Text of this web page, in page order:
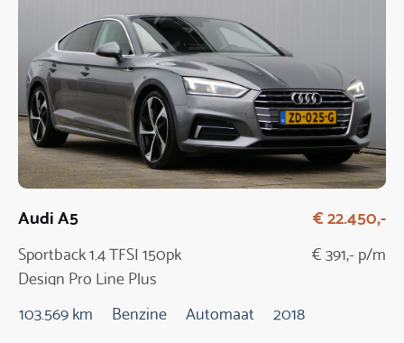
Audi A5
Sportback 1.4 TFSI 150pk
Design Pro Line Plus
Automaat
€ 22.450,-
€ 391,- p/m
103.569 km Benzine Automaat 2018